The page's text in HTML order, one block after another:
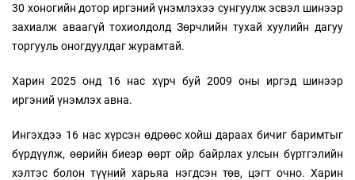
30 хоногийн дотор иргэний үнэмлэхээ сунгуулж эсвэл шинээр
захиалж аваагүй тохиолдолд Зөрчлийн тухай хуулийн дагуу
торгууль оногдуулдаг журамтай.
Харин 2025 онд 16 нас хүрч буй 2009 оны иргэд шинээр
иргэний үнэмлэх авна.
Ингэхдээ 16 нас хүрсэн өдрөөс хойш дараах бичиг баримтыг
бүрдүүлж, өөрийн биеэр өөрт ойр байрлах улсын бүртгэлийн
хэлтэс болон түүний харьяа нэгдсэн төв, цэгт очно. Харин